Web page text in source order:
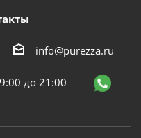
info@purezza.ru
до 21:00